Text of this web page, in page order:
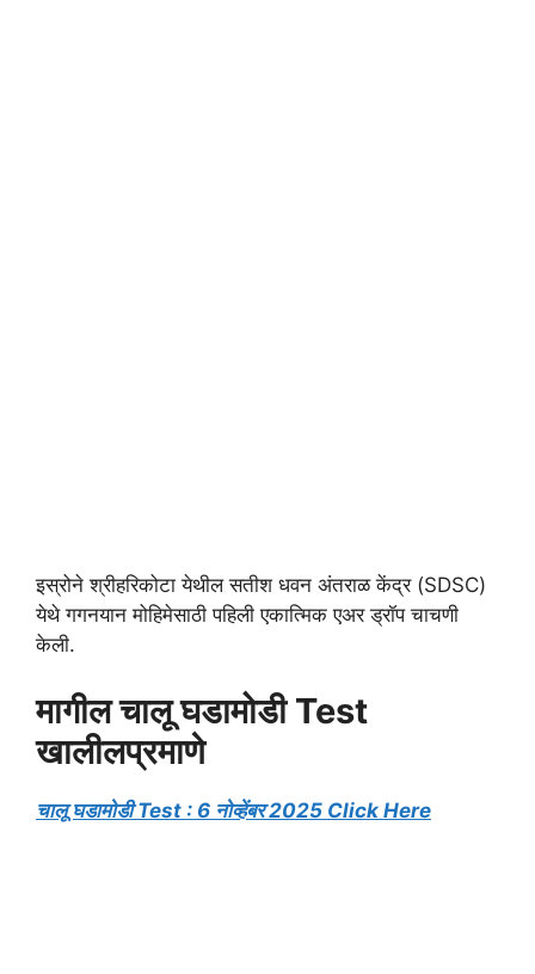
इस्रोने श्रीहरिकोटा येथील सतीश धवन अंतराळ केंद्र (SDSC)
येथे गगनयान मोहिमेसाठी पहिली एकात्मिक एअर ड्रॉप चाचणी
केली.
मागील चालू घडामोडी Test
खालीलप्रमाणे
चालू घडामोडी Test : 6 नोव्हेंबर 2025 Click Here